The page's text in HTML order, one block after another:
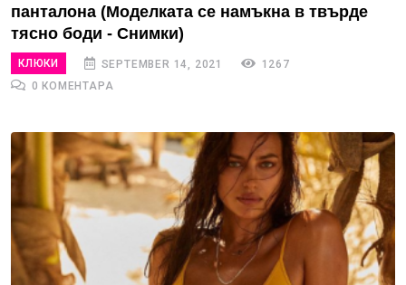
панталона (Моделката се намъкна в твърде
тясно боди - Снимки)
КЛЮКИ SEPTEMBER 14, 2021
1267
0 КОМЕНТАРА